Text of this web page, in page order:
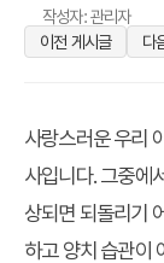
작성자: 관리자
이전 게시글
다
사랑스러운 우리
사입니다. 그중에
상되면 되돌리기
하고 양치 습관이